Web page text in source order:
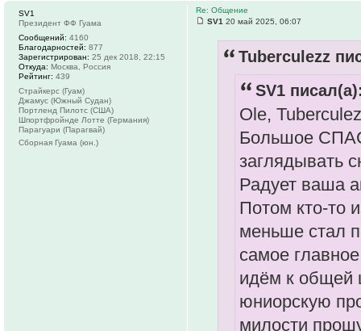
Re: Общение
SV1 20 май 2025, 06:07
Tuberculezz
SV1
Ole,
Большое
заглядывать
Радует ваша
Потом кто-то
меньше стал
самое
идём к общей
юниорскую
милости
SV1
Президент ФФ Гуама
Сообщений: 4160
Благодарностей: 877
Зарегистрирован: 25 дек 2018, 22:15
Откуда: Москва, Россия
Рейтинг: 439
Страйкерс (Гуам)
Джамус (Южный Судан)
Портленд Пилотс (США)
Шпортфройнде Лотте (Германия)
Парагуари (Парагвай)
Сборная Гуама (юн.)